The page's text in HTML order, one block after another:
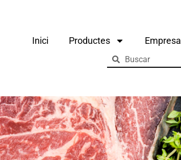
Inici Productes Empresa